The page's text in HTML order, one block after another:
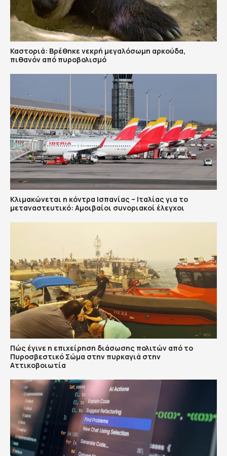
Καστοριά: Βρέθηκε νεκρή μεγαλόσωμη αρκούδα,
πιθανόν από πυροβολισμό
Κλιμακώνεται η κόντρα Ισπανίας – Ιταλίας για το
μεταναστευτικό: Αμοιβαίοι συνοριακοί έλεγχοι
Πώς έγινε η επιχείρηση διάσωσης πολιτών από το
Πυροσβεστικό Σώμα στην πυρκαγιά στην
Αττικοβοιωτία